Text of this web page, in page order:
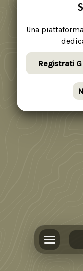
Una
Registrati